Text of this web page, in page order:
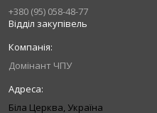
+380 (95) 058-48-77
Відділ закупівель
Домінант ЧПУ
Біла Церква, Україна